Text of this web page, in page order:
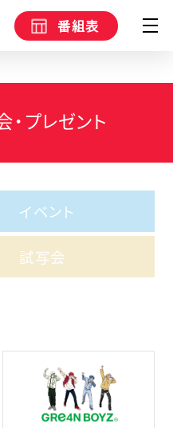
番組表
・プレゼント
イベント
試写会